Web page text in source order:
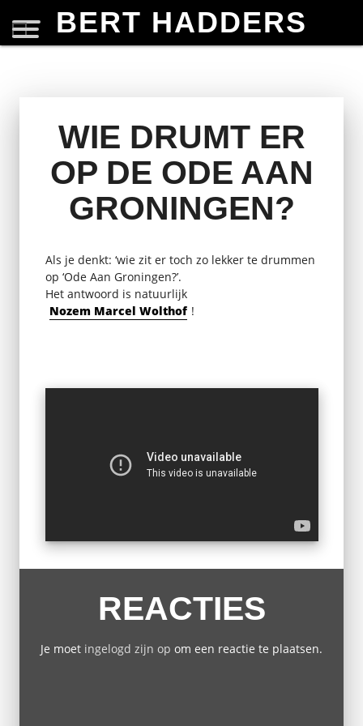
BERT HADDERS
WIE DRUMT ER
OP DE ODE AAN
GRONINGEN?
Als je denkt: ‘wie zit er toch zo lekker te drummen
op ‘Ode Aan Groningen?’.
Het antwoord is natuurlijk
Nozem Marcel Wolthof !
REACTIES
Je moet ingelogd zijn op om een reactie te plaatsen.